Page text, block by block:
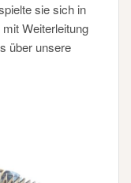
sie sich in
Weiterleitung
über unsere